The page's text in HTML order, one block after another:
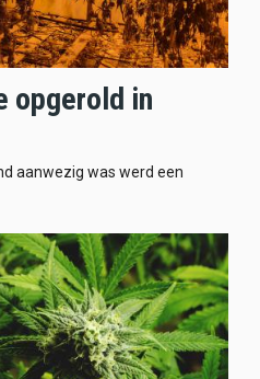
opgerold in
aanwezig was werd een